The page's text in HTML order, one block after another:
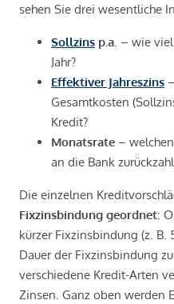
sehen Sie drei wesentliche
Sollzins p.a . – wie
Jahr?
Effektiver Jahreszins
Gesamtkosten
Kredit?
Monatsrate –
an die Bank
Die einzelnen
Fixzinsbindung geordnet:
kürzer Fixzinsbindung (z. B.
Dauer der Fixzinsbindung
verschiedene Kredit-Arten
Zinsen. Ganz oben werden